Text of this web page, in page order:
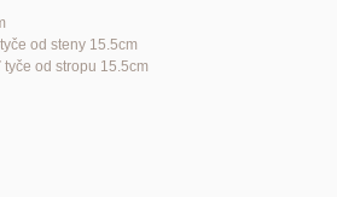
od steny 15.5cm
od stropu 15.5cm